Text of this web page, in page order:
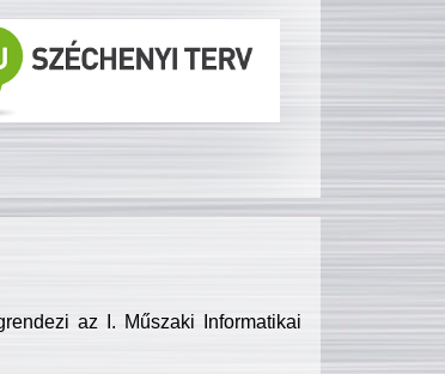
az I. Műszaki Informatikai